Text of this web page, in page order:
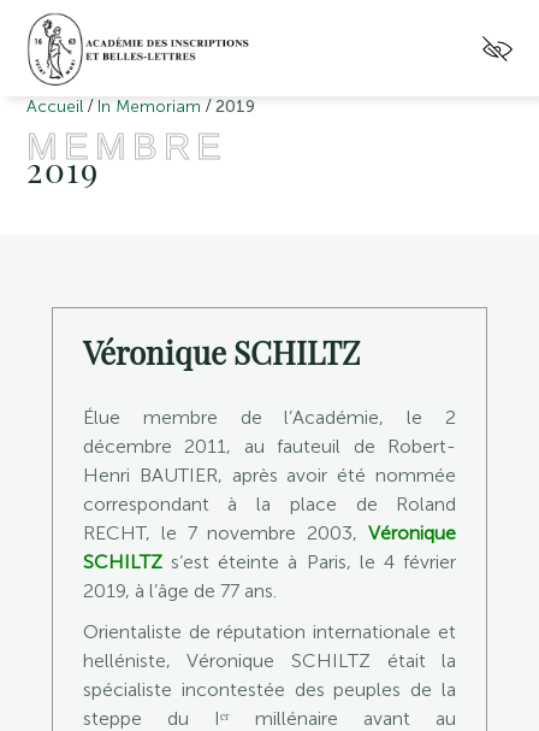
Accueil / In Memoriam /2019
MEMBRE
2019
Véronique SCHILTZ
Élue membre de l’Académie, le 2
décembre 2011, au fauteuil de Robert-
Henri BAUTIER, après avoir été nommée
correspondant à la place de Roland
RECHT, le 7 novembre 2003, Véronique
SCHILTZ s’est éteinte à Paris, le 4 février
2019, à l’âge de 77 ans.
Orientaliste de réputation internationale et
helléniste, Véronique SCHILTZ était la
spécialiste incontestée des peuples de la
steppe du Iᵉʳ millénaire avant au